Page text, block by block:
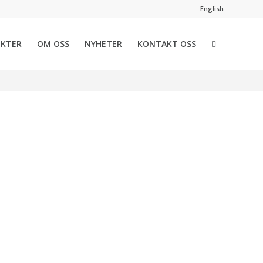
English
OM OSS NYHETER KONTAKT OSS